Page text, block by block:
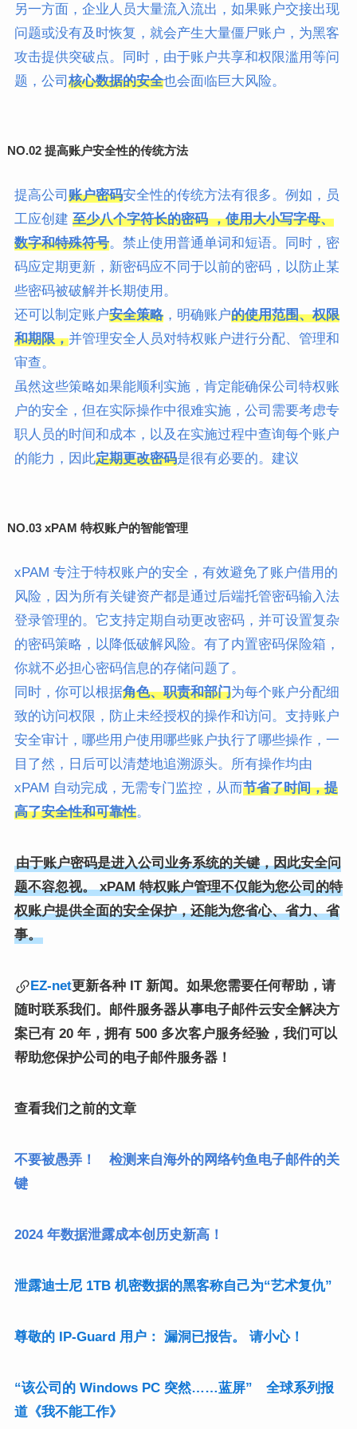
另一方面，企业人员大量流入流出，如果账户交接出现
问题或没有及时恢复，就会产生大量僵尸账户，为黑客
攻击提供突破点。同时，由于账户共享和权限滥用等问
题，公司 核心数据的安全也会面临巨大风险。
NO.02 提高账户安全性的传统方法
提高公司 账户密码安全性的传统方法有很多。例如，员
工应创建 至少八个字符长的密码 ，使用大小写字母、
数字和特殊符号。禁止使用普通单词和短语。同时，密
码应定期更新，新密码应不同于以前的密码，以防止某
些密码被破解并长期使用。
还可以制定账户安全策略，明确账户的使用范围、权限
和期限，并管理安全人员对特权账户进行分配、管理和
审查。
虽然这些策略如果能顺利实施，肯定能确保公司特权账
户的安全，但在实际操作中很难实施，公司需要考虑专
职人员的时间和成本，以及在实施过程中查询每个账户
的能力，因此定期更改密码是很有必要的。建议
NO.03 xPAM 特权账户的智能管理
xPAM 专注于特权账户的安全，有效避免了账户借用的
风险，因为所有关键资产都是通过后端托管密码输入法
登录管理的。它支持定期自动更改密码，并可设置复杂
的密码策略，以降低破解风险。有了内置密码保险箱，
你就不必担心密码信息的存储问题了。
同时，你可以根据角色、职责和部门为每个账户分配细
致的访问权限，防止未经授权的操作和访问。支持账户
安全审计，哪些用户使用哪些账户执行了哪些操作，一
目了然，日后可以清楚地追溯源头。所有操作均由
xPAM 自动完成，无需专门监控，从而节省了时间，提
高了安全性和可靠性。
由于账户密码是进入公司业务系统的关键，因此安全问
题不容忽视。 xPAM 特权账户管理不仅能为您公司的特
权账户提供全面的安全保护，还能为您省心、省力、省
事。
EZ-net更新各种 IT 新闻。如果您需要任何帮助，请
随时联系我们。 邮件服务器从事电子邮件云安全解决方
案已有 20 年，拥有 500 多次客户服务经验，我们可以
帮助您保护公司的电子邮件服务器！
查看我们之前的文章
不要被愚弄！ 检测来自海外的网络钓鱼电子邮件的关
键
2024 年数据泄露成本创历史新高！
泄露迪士尼 1TB 机密数据的黑客称自己为“艺术复仇”
尊敬的 IP-Guard 用户： 漏洞已报告。 请小心！
“该公司的 Windows PC 突然……蓝屏” 全球系列报
道《我不能工作》